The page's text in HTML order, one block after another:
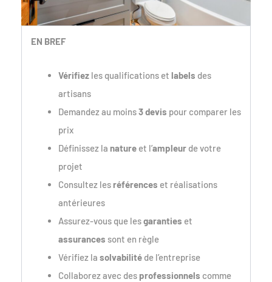
EN BREF
Vérifiez les qualifications et labels des
artisans
Demandez au moins3 devis pour comparer les
prix
Définissez la nature et l’ampleur de votre
projet
Consultez lesréférences et réalisations
antérieures
Assurez-vous que lesgaranties et
assurances sont en règle
Vérifiez la solvabilité de l’entreprise
Collaborez avec des professionnels comme